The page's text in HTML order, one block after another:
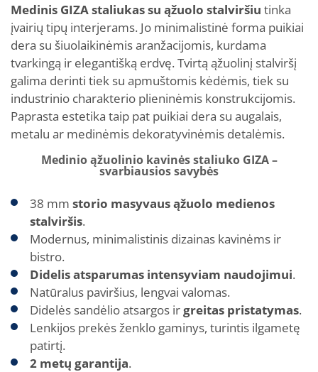
Medinis GIZA staliukas su ąžuolo stalviršiu tinka
įvairių tipų interjerams. Jo minimalistinė forma puikiai
dera su šiuolaikinėmis aranžacijomis, kurdama
tvarkingą ir elegantišką erdvę. Tvirtą ąžuolinį stalviršį
galima derinti tiek su apmuštomis kėdėmis, tiek su
industrinio charakterio plieninėmis konstrukcijomis.
Paprasta estetika taip pat puikiai dera su augalais,
metalu ar medinėmis dekoratyvinėmis detalėmis.
Medinio ąžuolinio kavinės staliuko GIZA –
svarbiausios savybės
38 mm storio masyvaus ąžuolo medienos
stalviršis.
Modernus, minimalistinis dizainas kavinėms ir
bistro.
Didelis atsparumas intensyviam naudojimui.
Natūralus paviršius, lengvai valomas.
Didelės sandėlio atsargos irgreitas pristatymas.
Lenkijos prekės ženklo gaminys, turintis ilgametę
patirtį.
2 metų garantija.